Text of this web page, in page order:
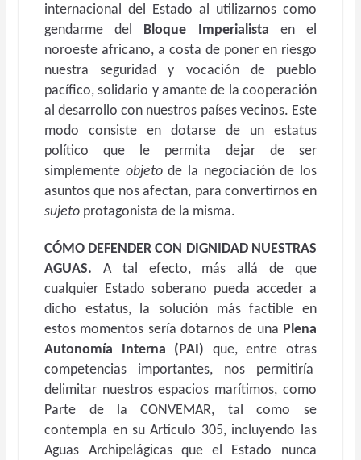
internacional del Estado al utilizarnos como
gendarme del Bloque Imperialista en el
noroeste africano, a costa de poner en riesgo
nuestra seguridad y vocación de pueblo
pacífico, solidario y amante de la cooperación
al desarrollo con nuestros países vecinos. Este
modo consiste en dotarse de un estatus
político que le permita dejar de ser
simplemente objetode la negociación de los
asuntos que nos afectan, para convertirnos en
sujeto protagonista de la misma.
CÓMO DEFENDER CON DIGNIDAD NUESTRAS
AGUAS.A tal efecto, más allá de que
cualquier Estado soberano pueda acceder a
dicho estatus, la solución más factible en
estos momentos sería dotarnos de una Plena
Autonomía Interna (PAI) que, entre otras
competencias importantes, nos permitiría
delimitar nuestros espacios marítimos, como
Parte de la CONVEMAR, tal como se
contempla en su Artículo 305, incluyendo las
Aguas Archipelágicas que el Estado nunca